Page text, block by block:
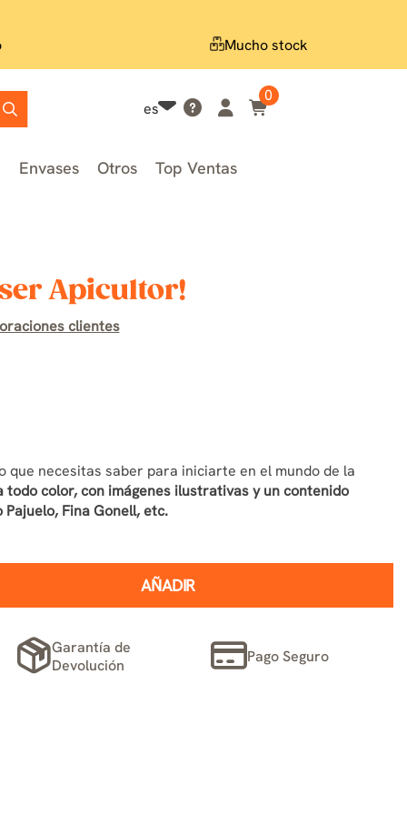
Mucho stock
es
0
Envases Otros Top Ventas
Apicultor!
clientes
que necesitas saber para iniciarte en el mundo de la
todo color, con imágenes ilustrativas y un contenido
Fina Gonell, etc.
AÑADIR
Garantía de
Devolución
Pago Seguro